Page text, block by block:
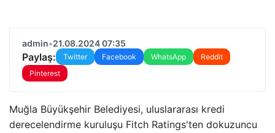
admin•21.08.2024 07:35
Paylaş: Twitter Facebook WhatsApp
Reddit
Pinterest
Muğla Büyükşehir Belediyesi, uluslararası kredi
derecelendirme kuruluşu Fitch Ratings'ten dokuzuncu